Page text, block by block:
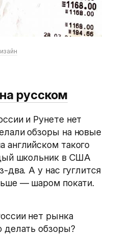
русском
и Рунете нет
обзоры на новые
английском такого
школьник в США
два. А у нас гуглится
— шаром покати.
нет рынка
делать обзоры?